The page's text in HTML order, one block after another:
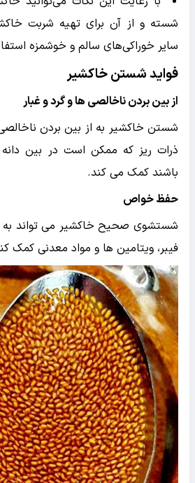
شسته و از آن برای تهیه شربت
سایر خوراکی‌های سالم و خوشمزه
فواید شستن خاکشیر
از بین بردن ناخالصی ها و گرد و غبار
شستن خاکشیر به از بین بردن ناخالصی
ذرات ریز که ممکن است در بین
باشند کمک می کند.
حفظ خواص
شستشوی صحیح خاکشیر می تواند
فیبر، ویتامین ها و مواد معدنی کمک